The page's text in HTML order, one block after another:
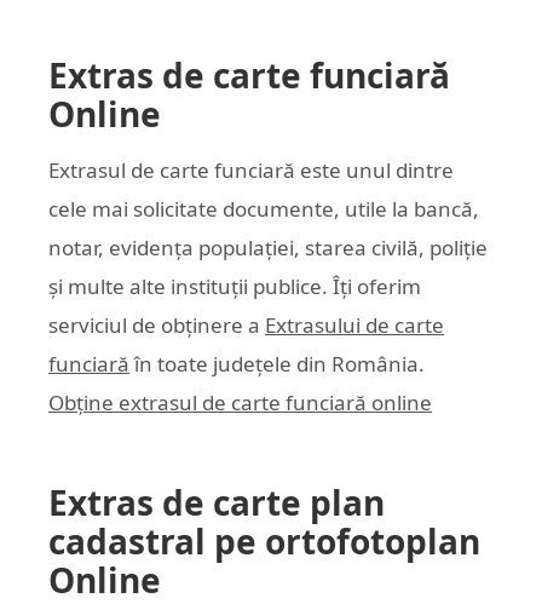
Extras de carte funciară
Online
Extrasul de carte funciară este unul dintre
cele mai solicitate documente, utile la bancă,
notar, evidența populației, starea civilă, poliție
și multe alte instituții publice. Îți oferim
serviciul de obținere a Extrasului de carte
funciară în toate județele din România.
Obține extrasul de carte funciară online
Extras de carte plan
cadastral pe ortofotoplan
Online